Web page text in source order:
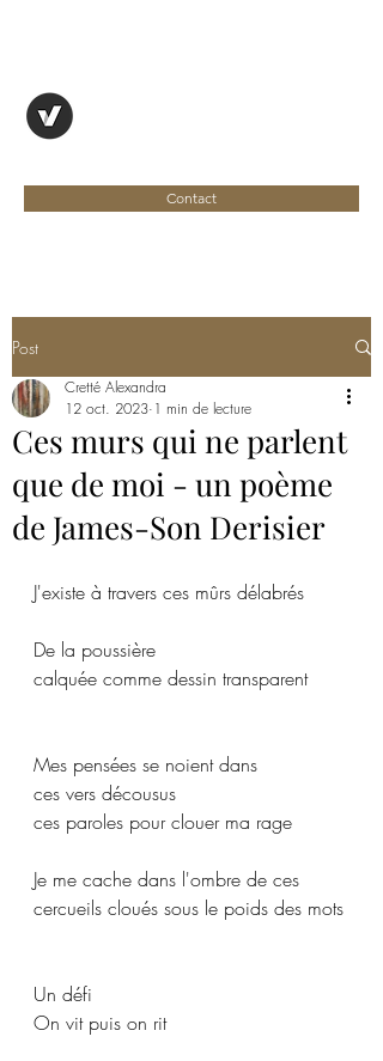
Contact
Post
Ces murs qui ne parlent
que de moi - un poème
de James-Son Derisier
Cretté Alexandra
12 oct. 2023 1 min de lecture
J'existe à travers ces mûrs délabrés
De la poussière
calquée comme dessin transparent
Mes pensées se noient dans
ces vers décousus
ces paroles pour clouer ma rage
Je me cache dans l'ombre de ces
cercueils cloués sous le poids des mots
Un défi
On vit puis on rit